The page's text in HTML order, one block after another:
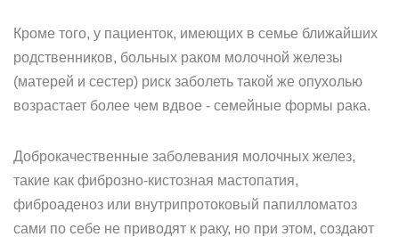
Кроме того, у пациенток, имеющих в семье ближайших
родственников, больных раком молочной железы
(матерей и сестер) риск заболеть такой же опухолью
возрастает более чем вдвое - семейные формы рака.
Доброкачественные заболевания молочных желез,
такие как фиброзно-кистозная мастопатия,
фиброаденоз или внутрипротоковый папилломатоз
сами по себе не приводят к раку, но при этом, создают